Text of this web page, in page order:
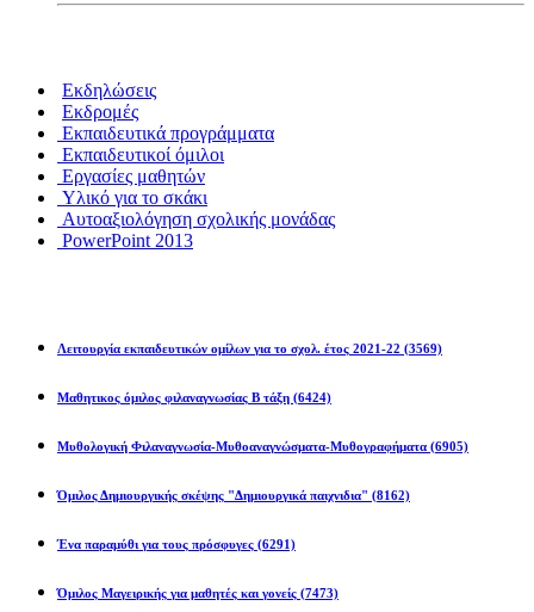
Εκδηλώσεις
Εκδρομές
Εκπαιδευτικά προγράμματα
Εκπαιδευτικοί όμιλοι
Εργασίες μαθητών
Υλικό για το σκάκι
Αυτοαξιολόγηση σχολικής μονάδας
PowerPoint 2013
Λειτουργία εκπαιδευτικών ομίλων για το σχολ. έτος 2021-22 (3569)
Μαθητικος όμιλος φιλαναγνωσίας Β τάξη (6424)
Μυθολογική Φιλαναγνωσία-Μυθοαναγνώσματα-Μυθογραφήματα (6905)
Όμιλος Δημιουργικής σκέψης "Δημιουργικά παιχνιδια" (8162)
Ένα παραμύθι για τους πρόσφυγες (6291)
Όμιλος Μαγειρικής για μαθητές και γονείς (7473)